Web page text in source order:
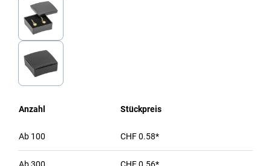
Anzahl Stückpreis
Ab 100 CHF 0.58*